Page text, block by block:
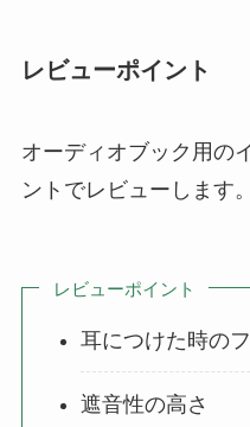
レビューポイント
オーディオブック用の
ントでレビューします。
レビューポイント
耳につけた時の
遮音性の高さ